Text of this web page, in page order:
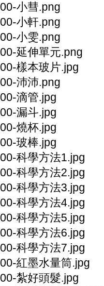
00-小彗.png
00-小軒.png
00-小雯.png
00-延伸單元.png
00-樣本玻片.jpg
00-沛沛.png
00-滴管.jpg
00-漏斗.jpg
00-燒杯.jpg
00-玻棒.jpg
00-科學方法1.jpg
00-科學方法2.jpg
00-科學方法3.jpg
00-科學方法4.jpg
00-科學方法5.jpg
00-科學方法6.jpg
00-科學方法7.jpg
00-紅墨水量筒.jpg
00-紮好頭髮.jpg